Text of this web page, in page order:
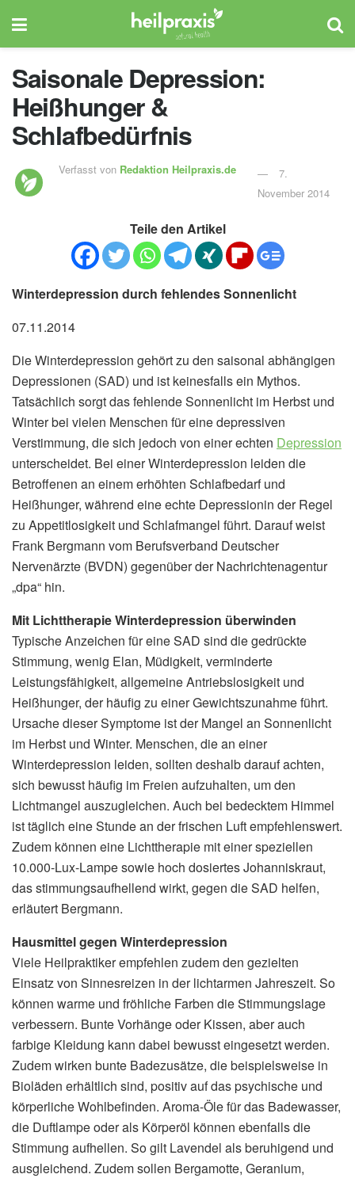
Saisonale Depression:
Heißhunger &
Schlafbedürfnis
Verfasst von Redaktion Heilpraxis.de
7.
November 2014
Teile den Artikel
Winterdepression durch fehlendes Sonnenlicht
07.11.2014
Die Winterdepression gehört zu den saisonal abhängigen
Depressionen (SAD) und ist keinesfalls ein Mythos.
Tatsächlich sorgt das fehlende Sonnenlicht im Herbst und
Winter bei vielen Menschen für eine depressiven
Verstimmung, die sich jedoch von einer echten Depression
unterscheidet. Bei einer Winterdepression leiden die
Betroffenen an einem erhöhten Schlafbedarf und
Heißhunger, während eine echte Depressionin der Regel
zu Appetitlosigkeit und Schlafmangel führt. Darauf weist
Frank Bergmann vom Berufsverband Deutscher
Nervenärzte (BVDN) gegenüber der Nachrichtenagentur
„dpa“ hin.
Mit Lichttherapie Winterdepression überwinden
Typische Anzeichen für eine SAD sind die gedrückte
Stimmung, wenig Elan, Müdigkeit, verminderte
Leistungsfähigkeit, allgemeine Antriebslosigkeit und
Heißhunger, der häufig zu einer Gewichtszunahme führt.
Ursache dieser Symptome ist der Mangel an Sonnenlicht
im Herbst und Winter. Menschen, die an einer
Winterdepression leiden, sollten deshalb darauf achten,
sich bewusst häufig im Freien aufzuhalten, um den
Lichtmangel auszugleichen. Auch bei bedecktem Himmel
ist täglich eine Stunde an der frischen Luft empfehlenswert.
Zudem können eine Lichttherapie mit einer speziellen
10.000-Lux-Lampe sowie hoch dosiertes Johanniskraut,
das stimmungsaufhellend wirkt, gegen die SAD helfen,
erläutert Bergmann.
Hausmittel gegen Winterdepression
Viele Heilpraktiker empfehlen zudem den gezielten
Einsatz von Sinnesreizen in der lichtarmen Jahreszeit. So
können warme und fröhliche Farben die Stimmungslage
verbessern. Bunte Vorhänge oder Kissen, aber auch
farbige Kleidung kann dabei bewusst eingesetzt werden.
Zudem wirken bunte Badezusätze, die beispielsweise in
Bioläden erhältlich sind, positiv auf das psychische und
körperliche Wohlbefinden. Aroma-Öle für das Badewasser,
die Duftlampe oder als Körperöl können ebenfalls die
Stimmung aufhellen. So gilt Lavendel als beruhigend und
ausgleichend. Zudem sollen Bergamotte, Geranium,